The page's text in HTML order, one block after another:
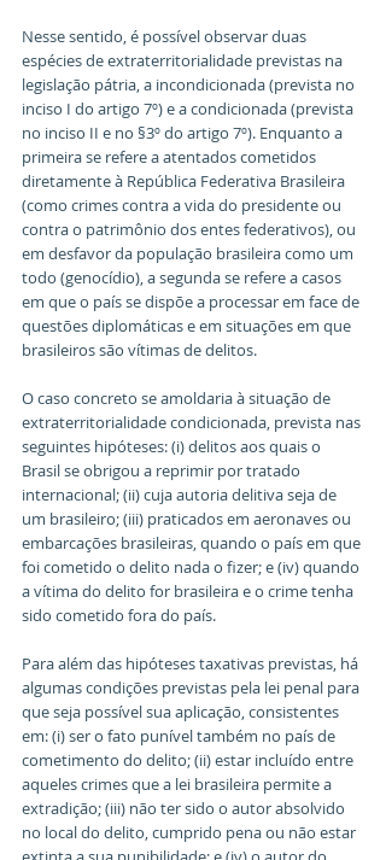
Nesse sentido, é possível observar duas
espécies de extraterritorialidade previstas na
legislação pátria, a incondicionada (prevista no
inciso I do artigo 7º) e a condicionada (prevista
no inciso II e no §3º do artigo 7º). Enquanto a
primeira se refere a atentados cometidos
diretamente à República Federativa Brasileira
(como crimes contra a vida do presidente ou
contra o patrimônio dos entes federativos), ou
em desfavor da população brasileira como um
todo (genocídio), a segunda se refere a casos
em que o país se dispõe a processar em face de
questões diplomáticas e em situações em que
brasileiros são vítimas de delitos.
O caso concreto se amoldaria à situação de
extraterritorialidade condicionada, prevista nas
seguintes hipóteses: (i) delitos aos quais o
Brasil se obrigou a reprimir por tratado
internacional; (ii) cuja autoria delitiva seja de
um brasileiro; (iii) praticados em aeronaves ou
embarcações brasileiras, quando o país em que
foi cometido o delito nada o fizer; e (iv) quando
a vítima do delito for brasileira e o crime tenha
sido cometido fora do país.
Para além das hipóteses taxativas previstas, há
algumas condições previstas pela lei penal para
que seja possível sua aplicação, consistentes
em: (i) ser o fato punível também no país de
cometimento do delito; (ii) estar incluído entre
aqueles crimes que a lei brasileira permite a
extradição; (iii) não ter sido o autor absolvido
no local do delito, cumprido pena ou não estar